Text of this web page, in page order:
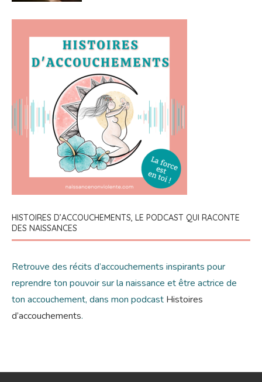
HISTOIRES D’ACCOUCHEMENTS, LE PODCAST QUI RACONTE
DES NAISSANCES
Retrouve des récits d’accouchements inspirants pour
reprendre ton pouvoir sur la naissance et être actrice de
ton accouchement, dans mon podcast Histoires
d’accouchements.